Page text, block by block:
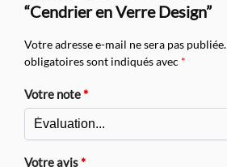
“Cendrier en Verre Design”
Votre adresse e-mail ne sera pas publiée.
obligatoires sont indiqués avec *
Votre note*
Votre avis*